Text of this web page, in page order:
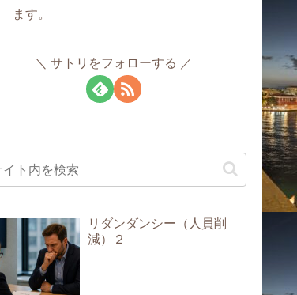
ます。
サトリをフォローする
リダンダンシー（人員削
減）２